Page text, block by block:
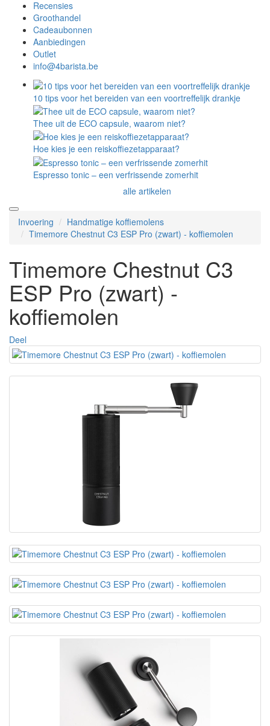
Recensies
Groothandel
Cadeaubonnen
Aanbiedingen
Outlet
info@4barista.be
10 tips voor het bereiden van een voortreffelijk drankje
Thee uit de ECO capsule, waarom niet?
Hoe kies je een reiskoffiezetapparaat?
Espresso tonic – een verfrissende zomerhit
alle artikelen
Invoering
Handmatige koffiemolens
Timemore Chestnut C3 ESP Pro (zwart) - koffiemolen
Timemore Chestnut C3
ESP Pro (zwart) -
koffiemolen
Deel